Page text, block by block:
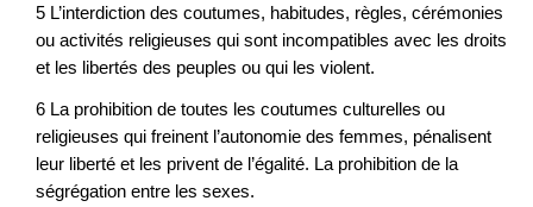
5 L’interdiction des coutumes, habitudes, règles, cérémonies
ou activités religieuses qui sont incompatibles avec les droits
et les libertés des peuples ou qui les violent.
6 La prohibition de toutes les coutumes culturelles ou
religieuses qui freinent l’autonomie des femmes, pénalisent
leur liberté et les privent de l’égalité. La prohibition de la
ségrégation entre les sexes.